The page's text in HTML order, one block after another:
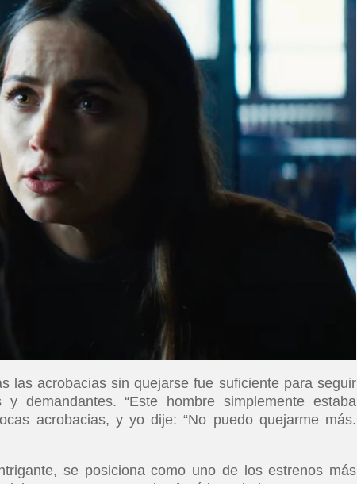
las acrobacias sin quejarse fue suficiente para seguir
demandantes. “Este hombre simplemente estaba
acrobacias, y yo dije: “No puedo quejarme más.
se posiciona como uno de los estrenos más